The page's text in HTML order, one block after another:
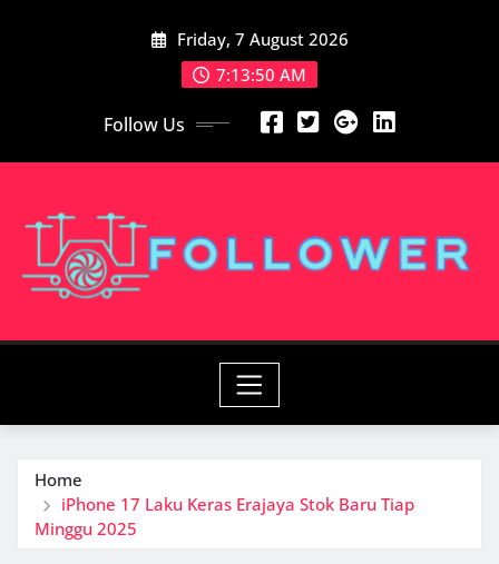
Friday, 7 August 2026
7:13:51 AM
Follow Us
Home
iPhone 17 Laku Keras Erajaya Stok Baru Tiap
Minggu 2025